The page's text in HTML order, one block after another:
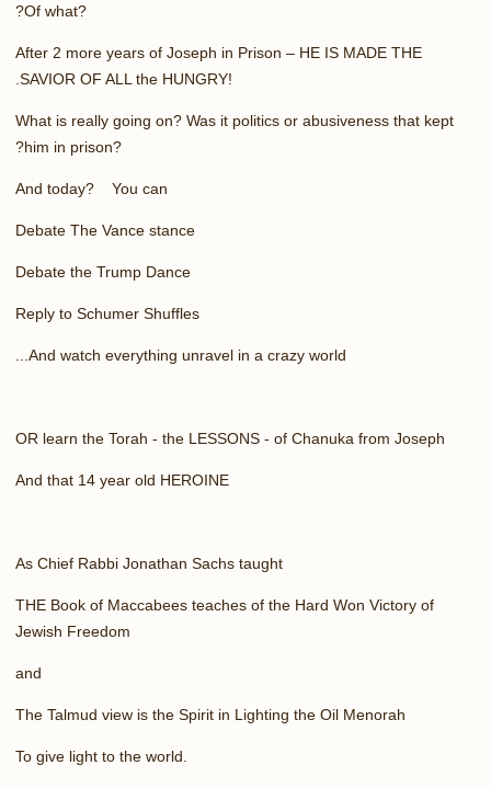
Of what?
?
After 2 more years of Joseph in Prison – HE IS MADE THE
SAVIOR OF ALL the HUNGRY!
.
What is really going on? Was it politics or abusiveness that kept
him in prison?
?
And today? You can
Debate The Vance stance
Debate the Trump Dance
Reply to Schumer Shuffles
And watch everything unravel in a crazy world
...
OR learn the Torah - the LESSONS - of Chanuka from Joseph
And that 14 year old HEROINE
As Chief Rabbi Jonathan Sachs taught
THE Book of Maccabees teaches of the Hard Won Victory of
Jewish Freedom
and
The Talmud view is the Spirit in Lighting the Oil Menorah
To give light to the world.